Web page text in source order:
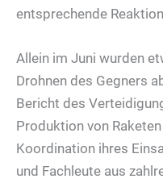
entsprechende
Allein im Juni wurden
Drohnen des Gegners
Bericht des
Produktion von
Koordination ihres
und Fachleute aus